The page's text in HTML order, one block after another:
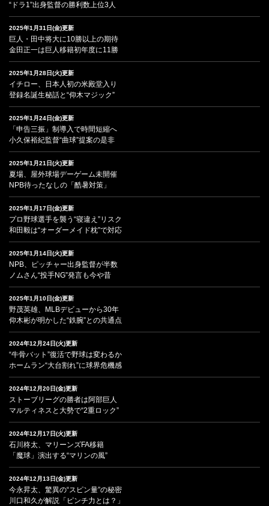
“ドラ1”出身監督の勝利数上位3人
2025年1月31日(金)更新
巨人・田中将大に10勝以上の期待
金田正一は巨人移籍初年度に11勝
2025年1月28日(火)更新
イチロー、日本人初の米殿堂入り
登録名誕生秘話と“仰木マジック”
2025年1月24日(金)更新
「申告三振」制導入で時間短縮へ
小久保裕紀監督“曲球”提案の是非
2025年1月21日(火)更新
夏場、屋外球場デーゲーム未開催
NPB待ったなしの「酷暑対策」
2025年1月17日(金)更新
プロ野球選手を襲う“寝違え”リスク
和田毅は“オーダーメイド枕”で対応
2025年1月14日(火)更新
NPB、ピッチャー出身監督が半数
ノムさん“投手NG”発言も今や昔
2025年1月10日(金)更新
野茂英雄、MLBデビューから30年
仰木彬が明かした“鉄腕”との共通点
2024年12月24日(火)更新
“牛骨バット”復活で野球は変わるか
ホームラン“大台割れ”に球界危機感
2024年12月20日(金)更新
ストーブリーグの勝者は阿部巨人
マルティネスと大勢で“2重ロック”
2024年12月17日(火)更新
石川柊太、マリーンズFA移籍
「魔球」演出する“マリンの風”
2024年12月13日(金)更新
今永昇太、驚異の“スピン量”の秘密
川口和久が解説「ピンチ力とは？」